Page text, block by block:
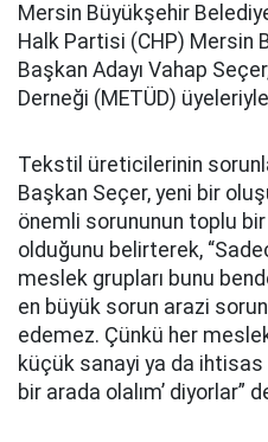
Mersin Büyükşehir
Halk Partisi (CHP) Mersin
Başkan Adayı Vahap
Derneği (METÜD)
Tekstil üreticilerinin
Başkan Seçer, yeni bir
önemli sorununun toplu
olduğunu belirterek,
meslek grupları bunu
en büyük sorun arazi
edemez. Çünkü her
küçük sanayi ya da ihtisas
bir arada olalım’ diyorlar”